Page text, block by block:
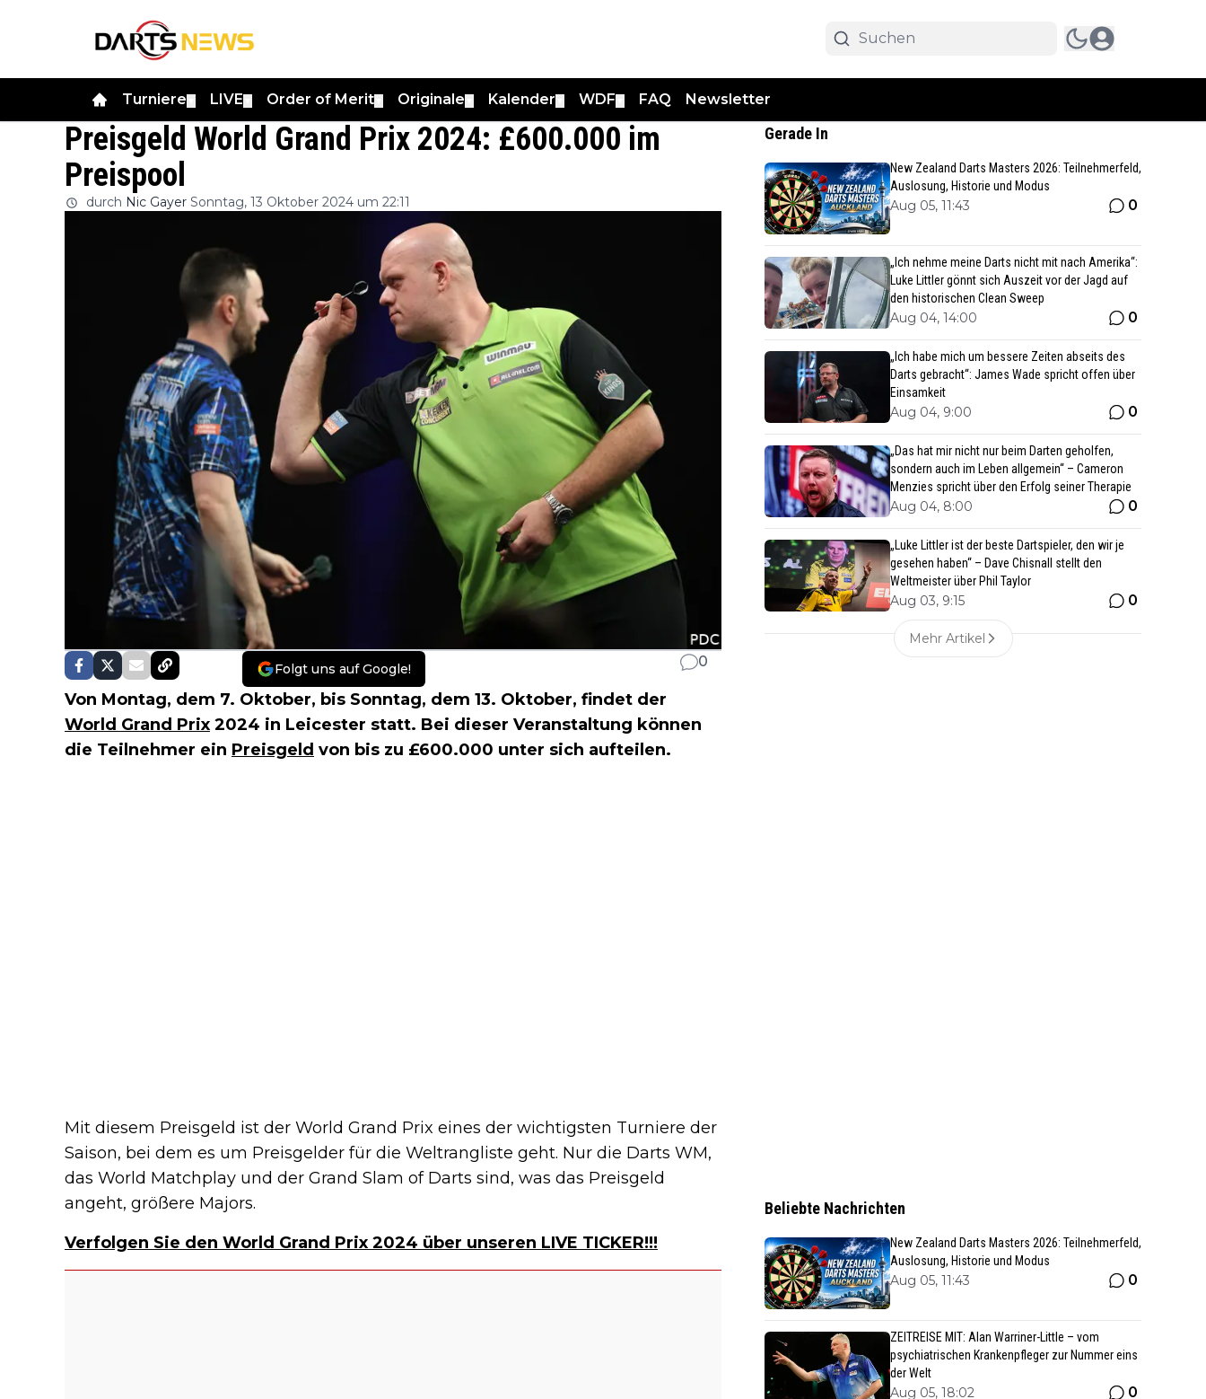
Turniere LIVE Order of Merit Originale Kalender WDF FAQ Newsletter
Preisgeld World Grand Prix 2024: £600.000 im
Preispool
durch Nic Gayer Sonntag, 13 Oktober 2024 um 22:11
Folgt uns auf Google! 0
Von Montag, dem 7. Oktober, bis Sonntag, dem 13. Oktober, findet der
World Grand Prix 2024 in Leicester statt. Bei dieser Veranstaltung können
die Teilnehmer ein Preisgeld von bis zu £600.000 unter sich aufteilen.
Mit diesem Preisgeld ist der World Grand Prix eines der wichtigsten Turniere der
Saison, bei dem es um Preisgelder für die Weltrangliste geht. Nur die Darts WM,
das World Matchplay und der Grand Slam of Darts sind, was das Preisgeld
angeht, größere Majors.
Verfolgen Sie den World Grand Prix 2024 über unseren LIVE TICKER!!!
Gerade In
New Zealand Darts Masters 2026: Teilnehmerfeld,
Auslosung, Historie und Modus
Aug 05, 11:43 0
„Ich nehme meine Darts nicht mit nach Amerika“:
Luke Littler gönnt sich Auszeit vor der Jagd auf
den historischen Clean Sweep
Aug 04, 14:00 0
„Ich habe mich um bessere Zeiten abseits des
Darts gebracht“: James Wade spricht offen über
Einsamkeit
Aug 04, 9:00 0
„Das hat mir nicht nur beim Darten geholfen,
sondern auch im Leben allgemein“ – Cameron
Menzies spricht über den Erfolg seiner Therapie
Aug 04, 8:00 0
„Luke Littler ist der beste Dartspieler, den wir je
gesehen haben“ – Dave Chisnall stellt den
Weltmeister über Phil Taylor
Aug 03, 9:15 0
Mehr Artikel
Beliebte Nachrichten
New Zealand Darts Masters 2026: Teilnehmerfeld,
Auslosung, Historie und Modus
Aug 05, 11:43 0
ZEITREISE MIT: Alan Warriner-Little – vom
psychiatrischen Krankenpfleger zur Nummer eins
der Welt
Aug 05, 18:02 0